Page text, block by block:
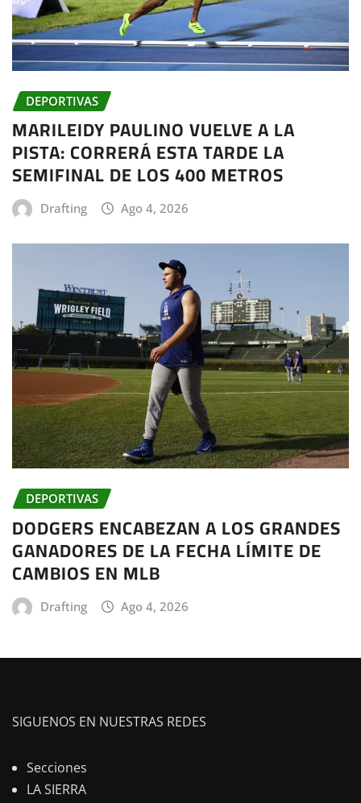
DEPORTIVAS
MARILEIDY PAULINO VUELVE A LA
PISTA: CORRERÁ ESTA TARDE LA
SEMIFINAL DE LOS 400 METROS
Drafting Ago 4, 2026
DEPORTIVAS
DODGERS ENCABEZAN A LOS GRANDES
GANADORES DE LA FECHA LÍMITE DE
CAMBIOS EN MLB
Drafting Ago 4, 2026
SIGUENOS EN NUESTRAS REDES
Secciones
LA SIERRA